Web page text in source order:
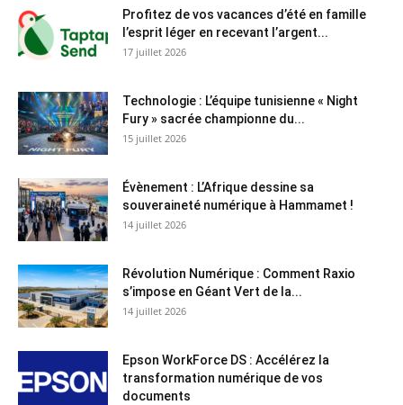
Profitez de vos vacances d’été en famille
l’esprit léger en recevant l’argent...
17 juillet 2026
Technologie : L’équipe tunisienne « Night
Fury » sacrée championne du...
15 juillet 2026
Évènement : L’Afrique dessine sa
souveraineté numérique à Hammamet !
14 juillet 2026
Révolution Numérique : Comment Raxio
s’impose en Géant Vert de la...
14 juillet 2026
Epson WorkForce DS : Accélérez la
transformation numérique de vos
documents